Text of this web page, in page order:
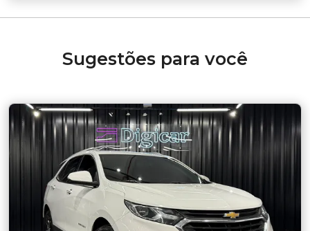
Sugestões para você